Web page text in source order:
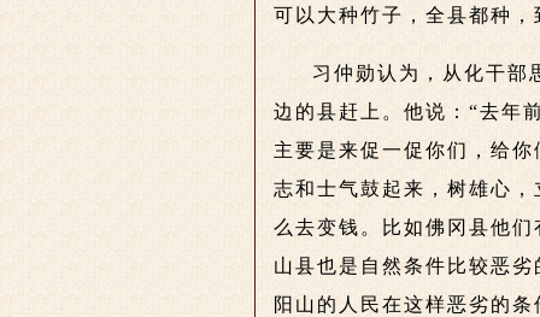
可以大种竹子，全县都种
习仲勋认为，从化干部
边的县赶上。他说：“去年
主要是来促一促你们，给
志和士气鼓起来，树雄心
么去变钱。比如佛冈县他
山县也是自然条件比较恶
阳山的人民在这样恶劣的